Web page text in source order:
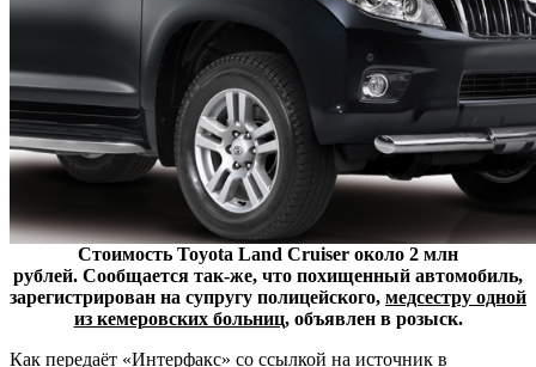
Стоимость Toyota Land Cruiser около 2 млн
рублей. Сообщается так-же, что похищенный автомобиль,
зарегистрирован на супругу полицейского, медсестру одной
из кемеровских больниц, объявлен в розыск.
Как передаёт «Интерфакс» со ссылкой на источник в